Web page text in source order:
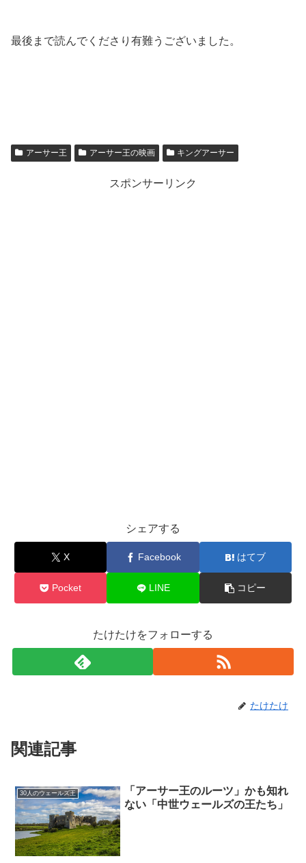
最後まで読んでくださり有難うございました。
アーサー王 アーサー王の映画 キングアーサー
スポンサーリンク
シェアする
X Facebook はてブ
Pocket LINE コピー
たけたけをフォローする
たけたけ
関連記事
30人のウェールズ王
「アーサー王のルーツ」かも知れ
ない「中世ウェールズの王たち」